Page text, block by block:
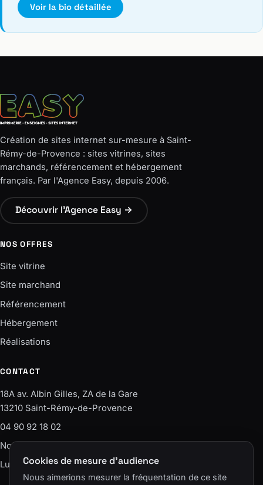
Voir la bio détaillée
Création de sites internet sur-mesure à Saint-
Rémy-de-Provence : sites vitrines, sites
marchands, référencement et hébergement
français. Par l'Agence Easy, depuis 2006.
Découvrir l'Agence Easy →
NOS OFFRES
Site vitrine
Site marchand
Référencement
Hébergement
Réalisations
CONTACT
18A av. Albin Gilles, ZA de la Gare
13210 Saint-Rémy-de-Provence
04 90 92 18 02
Nous écrire
Lun–Ven · 9h-12h / 14h-18h
Cookies de mesure d'audience
Nous aimerions mesurer la fréquentation de ce site